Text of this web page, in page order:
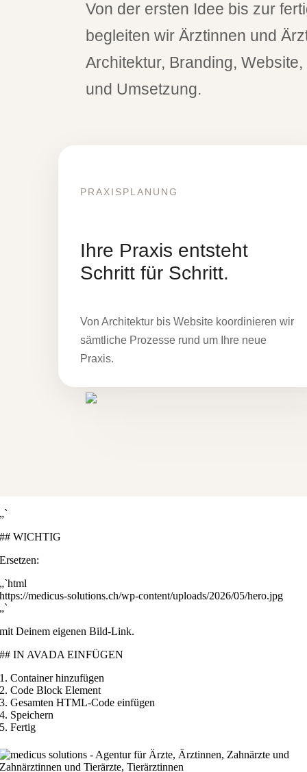
Von der ersten Idee bis zur
begleiten wir Ärztinnen und
Architektur, Branding,
und Umsetzung.
120+ 360°
PRAXISPLANUNG
Ihre Praxis entsteht
Schritt für Schritt.
Von Architektur bis Website koordinieren wir
sämtliche Prozesse rund um Ihre neue
Praxis.
„`
## WICHTIG
Ersetzen:
„`html
https://medicus-solutions.ch/wp-content/uploads/2026/05/hero.jpg
„`
mit Deinem eigenen Bild-Link.
## IN AVADA EINFÜGEN
1. Container hinzufügen
2. Code Block Element
3. Gesamten HTML-Code einfügen
4. Speichern
5. Fertig